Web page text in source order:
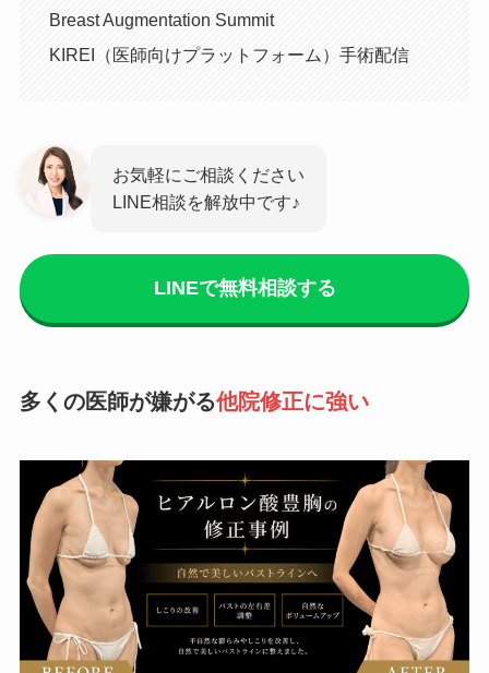
Breast Augmentation Summit
KIREI（医師向けプラットフォーム）手術配信
お気軽にご相談ください
LINE相談を解放中です♪
LINEで無料相談する
多くの医師が嫌がる他院修正に強い